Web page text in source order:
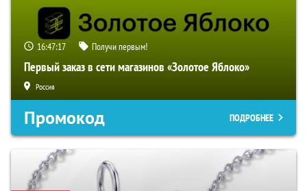
16:47:16 Получи первым!
Первый заказ в сети магазинов «Золотое Яблоко»
Россия
Промокод ПОДРОБНЕЕ